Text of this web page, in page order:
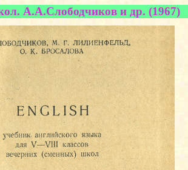
А.А.Слободчиков и др. (1967)